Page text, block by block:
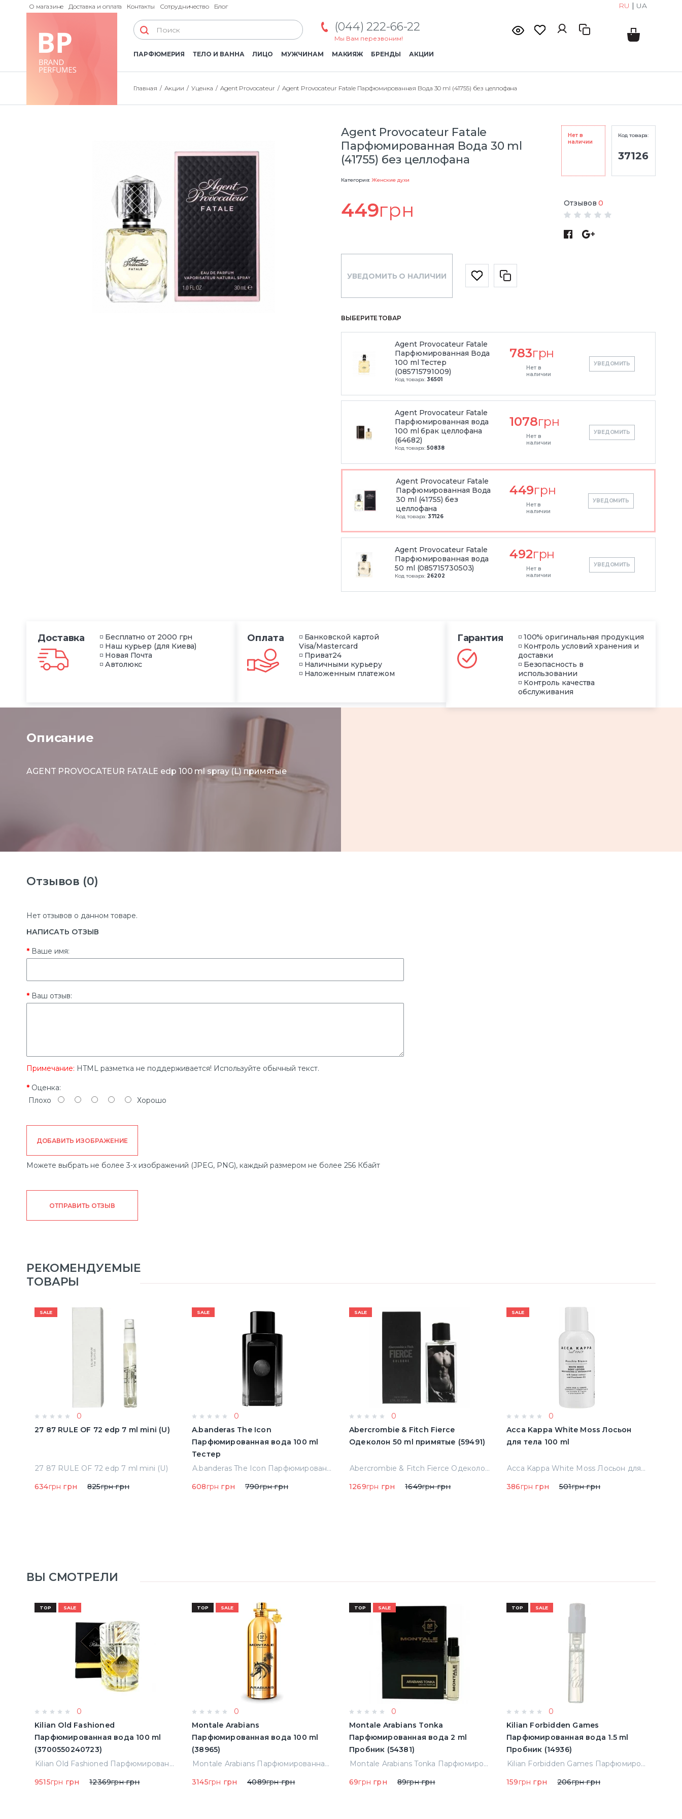
О магазине Доставка и оплата Контакты Сотрудничество Блог RU | UA
(044) 222-66-22
Мы Вам перезвоним!
ПАРФЮМЕРИЯ ТЕЛО И ВАННА ЛИЦО МУЖЧИНАМ МАКИЯЖ БРЕНДЫ АКЦИИ
Главная Акции Уценка Agent Provocateur Agent Provocateur Fatale Парфюмированная Вода 30 ml (41755) без целлофана
Agent Provocateur Fatale
Парфюмированная Вода 30 ml
(41755) без целлофана
Категория: Женские духи
Нет в
наличии
Код товара:
37126
449грн Отзывов 0
УВЕДОМИТЬ О НАЛИЧИИ
ВЫБЕРИТЕ ТОВАР
Agent Provocateur Fatale
Парфюмированная Вода
100 ml Тестер
(085715791009)
Код товара: 36501
783грн
Нет в
наличии
УВЕДОМИТЬ
Agent Provocateur Fatale
Парфюмированная вода
100 ml брак целлофана
(64682)
Код товара: 50838
1078грн
Нет в
наличии
УВЕДОМИТЬ
Agent Provocateur Fatale
Парфюмированная Вода
30 ml (41755) без
целлофана
Код товара: 37126
449грн
Нет в
наличии
УВЕДОМИТЬ
Agent Provocateur Fatale
Парфюмированная вода
50 ml (085715730503)
Код товара: 26202
492грн
Нет в
наличии
УВЕДОМИТЬ
Доставка
◽ Бесплатно от 2000 грн
◽ Наш курьер (для Киева)
◽ Новая Почта
◽ Автолюкс
Оплата
◽ Банковской картой
Visa/Mastercard
◽ Приват24
◽ Наличными курьеру
◽ Наложенным платежом
Гарантия
◽ 100% оригинальная продукция
◽ Контроль условий хранения и
доставки
◽ Безопасность в
использовании
◽ Контроль качества
обслуживания
Описание
AGENT PROVOCATEUR FATALE edp 100 ml spray (L) примятые
Отзывов (0)
Нет отзывов о данном товаре.
НАПИСАТЬ ОТЗЫВ
Ваше имя:
Ваш отзыв:
Примечание: HTML разметка не поддерживается! Используйте обычный текст.
Оценка:
Плохо
Хорошо
ДОБАВИТЬ ИЗОБРАЖЕНИЕ
Можете выбрать не более 3-х изображений (JPEG, PNG), каждый размером не более 256 Кбайт
ОТПРАВИТЬ ОТЗЫВ
РЕКОМЕНДУЕМЫЕ
ТОВАРЫ
SALE
0
27 87 RULE OF 72 edp 7 ml mini (U)
27 87 RULE OF 72 edp 7 ml mini (U)
634грн грн 825грнгрн
SALE
0
A.banderas The Icon
Парфюмированная вода 100 ml
Тестер
A.banderas The Icon Парфюмированная вода 100 ml Тестер
608грн грн 790грнгрн
SALE
0
Abercrombie & Fitch Fierce
Одеколон 50 ml примятые (59491)
Abercrombie & Fitch Fierce Одеколон 50 ml примятые (59491)
1269грн грн 1649грнгрн
SALE
0
Acca Kappa White Moss Лосьон
для тела 100 ml
Acca Kappa White Moss Лосьон для тела 100 ml
386грн грн 501грнгрн
ВЫ СМОТРЕЛИ
TOP SALE
0
Kilian Old Fashioned
Парфюмированная вода 100 ml
(3700550240723)
Kilian Old Fashioned Парфюмированная вода 100 ml (3700550240723)
9515грн грн 12369грнгрн
TOP SALE
0
Montale Arabians
Парфюмированная вода 100 ml
(38965)
Montale Arabians Парфюмированная вода 100 ml (38965)
3145грн грн 4089грнгрн
TOP SALE
0
Montale Arabians Tonka
Парфюмированная вода 2 ml
Пробник (54381)
Montale Arabians Tonka Парфюмированная вода 2 ml Пробник (54381)
69грн грн 89грнгрн
TOP SALE
0
Kilian Forbidden Games
Парфюмированная вода 1.5 ml
Пробник (14936)
Kilian Forbidden Games Парфюмированная вода 1.5 ml Пробник (14936)
159грн грн 206грнгрн